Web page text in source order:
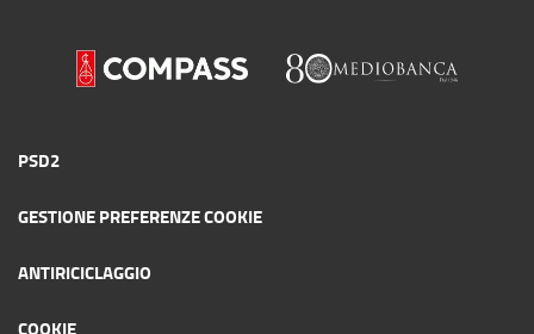
PSD2
GESTIONE PREFERENZE COOKIE
ANTIRICICLAGGIO
COOKIE